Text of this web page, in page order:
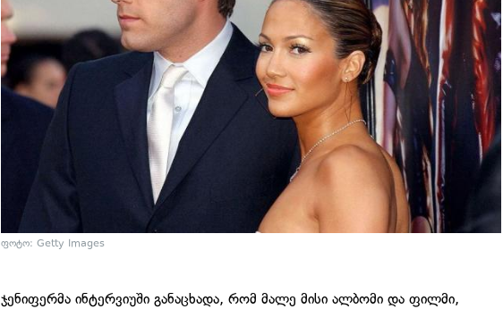
ფოტო: Getty Images
ჯენიფერმა ინტერვიუში განაცხადა, რომ მალე მისი ალბომი და ფილმი,